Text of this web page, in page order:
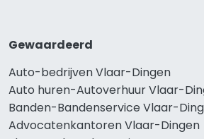
Gewaardeerd
Auto-bedrijven Vlaar-Dingen
Auto huren-Autoverhuur Vlaar-
Banden-Bandenservice Vlaar-
Advocatenkantoren Vlaar-Dingen